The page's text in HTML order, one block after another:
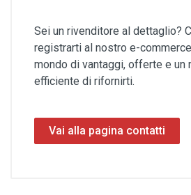
Sei un rivenditore al dettaglio?
registrarti al nostro e-
mondo di vantaggi, offerte e un
efficiente di rifornirti.
Vai alla pagina contatti